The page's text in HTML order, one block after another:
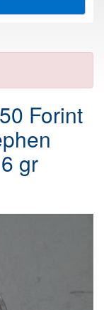
Forint
gr